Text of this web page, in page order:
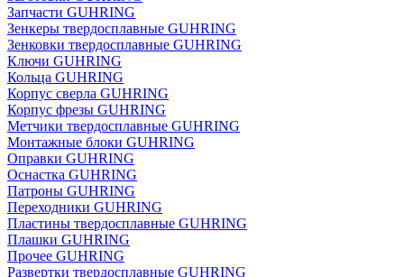
Запчасти GUHRING
Зенкеры твердосплавные GUHRING
Зенковки твердосплавные GUHRING
Ключи GUHRING
Кольца GUHRING
Корпус сверла GUHRING
Корпус фрезы GUHRING
Метчики твердосплавные GUHRING
Монтажные блоки GUHRING
Оправки GUHRING
Оснастка GUHRING
Патроны GUHRING
Переходники GUHRING
Пластины твердосплавные GUHRING
Плашки GUHRING
Прочее GUHRING
Развертки твердосплавные GUHRING